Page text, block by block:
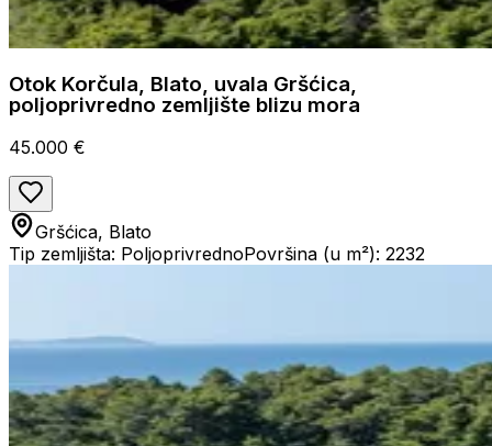
Otok Korčula, Blato, uvala Gršćica,
poljoprivredno zemljište blizu mora
45.000 €
Gršćica, Blato
Tip zemljišta: PoljoprivrednoPovršina (u m²): 2232